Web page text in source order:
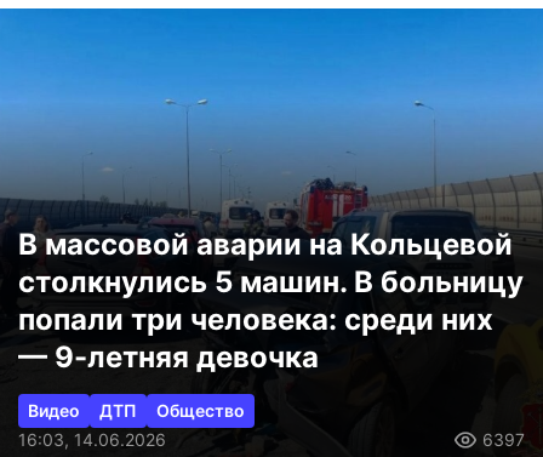
В массовой аварии на Кольцевой
столкнулись 5 машин. В больницу
попали три человека: среди них
— 9-летняя девочка
Видео ДТП
Общество
16:03, 14.06.2026
6397